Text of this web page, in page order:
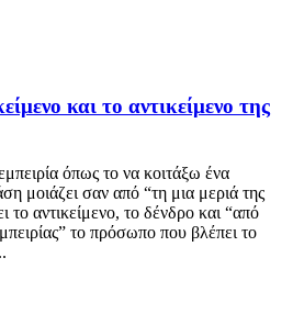
και το αντικείμενο της
όπως το να κοιτάξω ένα
μοιάζει σαν από “τη μια μεριά της
το αντικείμενο, το δένδρο και “από
το πρόσωπο που βλέπει το